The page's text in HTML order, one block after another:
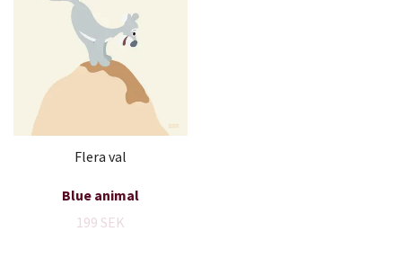
Flera val
Blue animal
199 SEK